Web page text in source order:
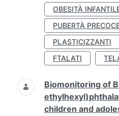
OBESITÀ
PUBERTÀ
PLASTICIZZANTI
FTALATI
Biomonitoring of
children and